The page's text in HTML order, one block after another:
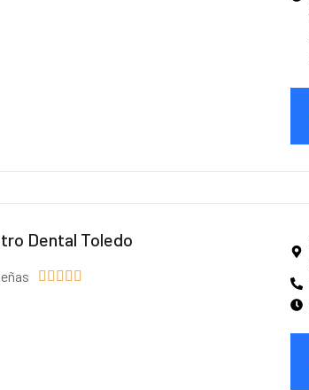
Dental Toledo
    